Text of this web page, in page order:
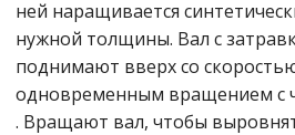
ней наращивается
нужной толщины. Вал с
поднимают вверх со
одновременным вращением с
. Вращают вал, чтобы